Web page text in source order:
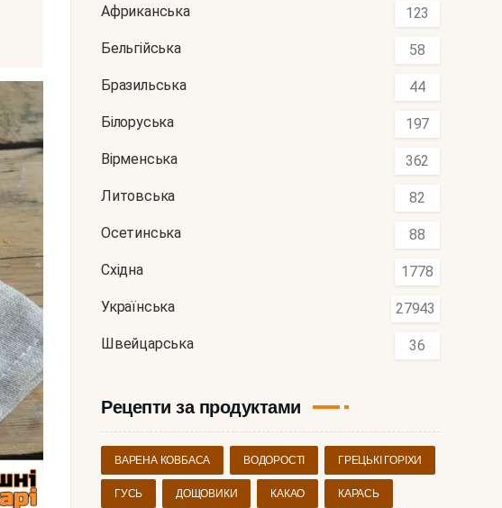
Африканська 123
Бельгійська 58
Бразильська 44
Білоруська 197
Вірменська 362
Литовська 82
Осетинська 88
Східна 1778
Українська 27943
Швейцарська 36
Рецепти за продуктами
ВАРЕНА КОВБАСА ВОДОРОСТІ ГРЕЦЬКІ ГОРІХИ
ГУСЬ ДОЩОВИКИ КАКАО КАРАСЬ